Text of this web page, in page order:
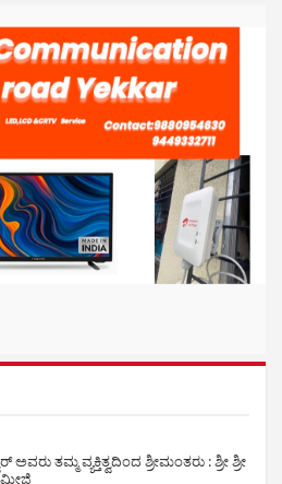
ತಮ್ಮ ವ್ಯಕ್ತಿತ್ವದಿಂದ ಶ್ರೀಮಂತರು : ಶ್ರೀ ಶ್ರೀ